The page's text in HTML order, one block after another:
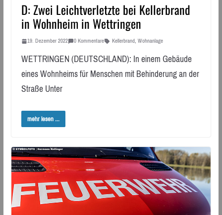
D: Zwei Leichtverletzte bei Kellerbrand
in Wohnheim in Wettringen
19. Dezember 2022 0 Kommentare Kellerbrand, Wohnanlage
WETTRINGEN (DEUTSCHLAND): In einem Gebäude
eines Wohnheims für Menschen mit Behinderung an der
Straße Unter
mehr lesen ...